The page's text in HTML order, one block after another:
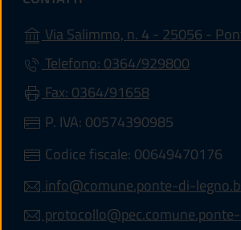
Via Salimmo, n. 4 - 25056 -
Telefono: 0364/929800
Fax: 0364/91658
P. IVA: 00574390985
Codice fiscale: 00649470176
info@comune.ponte-di-